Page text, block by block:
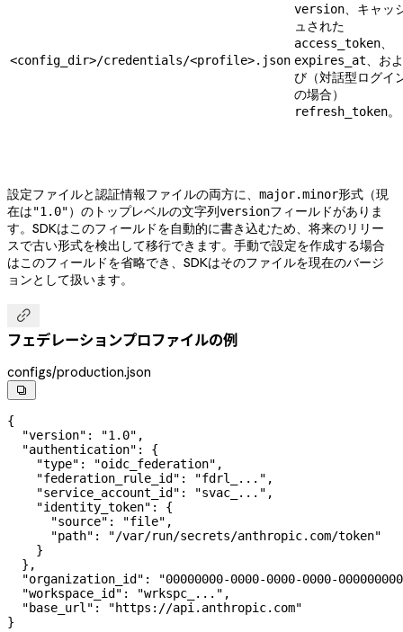
<config_dir>/credentials/<profile>.json
version、キャッ
ュされた
access_token、
expires_at、およ
び（対話型ログイ
の場合）
refresh_token。
設定ファイルと認証情報ファイルの両方に、 major.minor形式（現
在は"1.0"）のトップレベルの文字列versionフィールドがありま
す。SDKはこのフィールドを自動的に書き込むため、将来のリリー
スで古い形式を検出して移行できます。手動で設定を作成する場合
はこのフィールドを省略でき、SDKはそのファイルを現在のバージ
ョンとして扱います。

フェデレーションプロファイルの例
configs/production.json

{
  "version"
: "1.0" ,
  "authentication"
: {
    "type"
: "oidc_federation" ,
    "federation_rule_id"
: "fdrl_..." ,
    "service_account_id"
: "svac_..." ,
    "identity_token"
: {
      "source"
: "file" ,
      "path"
:
"/var/run/secrets/anthropic.com/token"
    }
  },
  "organization_id"
:
"00000000-0000-0000-0000-
  "workspace_id"
: "wrkspc_..." ,
  "base_url"
:
"https://api.anthropic.com"
}